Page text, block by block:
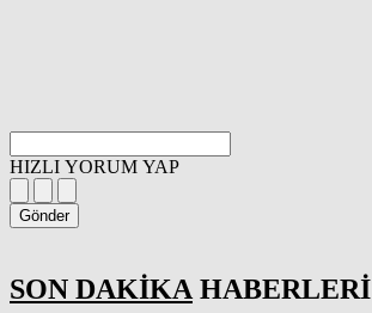
HIZLI YORUM YAP
Gönder
SON DAKİKA HABERLERİ